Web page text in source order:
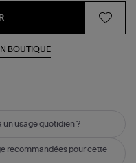
BOUTIQUE
usage quotidien ?
recommandées pour cette